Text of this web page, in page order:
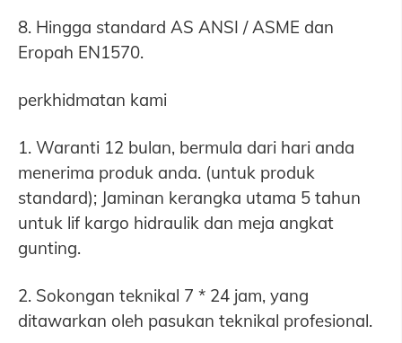
8. Hingga standard AS ANSI / ASME dan
Eropah EN1570.
perkhidmatan kami
1. Waranti 12 bulan, bermula dari hari anda
menerima produk anda. (untuk produk
standard); Jaminan kerangka utama 5 tahun
untuk lif kargo hidraulik dan meja angkat
gunting.
2. Sokongan teknikal 7 * 24 jam, yang
ditawarkan oleh pasukan teknikal profesional.